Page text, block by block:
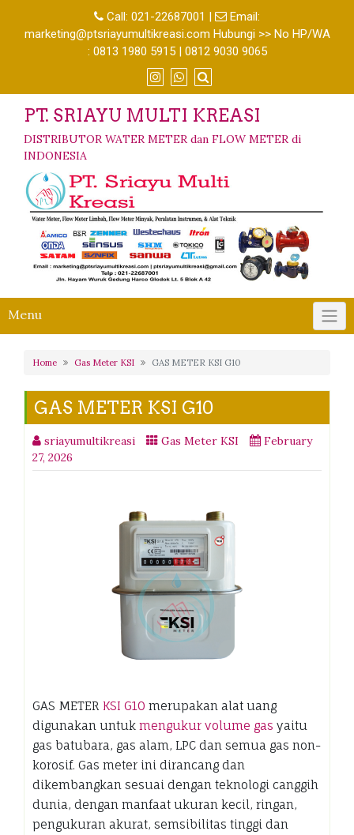
Call: 021-22687001 |
Email:
marketing@ptsriayumultikreasi.com Hubungi >> No HP/WA
: 0813 1980 5915 | 0812 9030 9065
PT. SRIAYU MULTI KREASI
DISTRIBUTOR WATER METER dan FLOW METER di
INDONESIA
Menu
Home Gas Meter KSI GAS METER KSI G10
GAS METER KSI G10
sriayumultikreasi Gas Meter KSI
February
27, 2026
GAS METER KSI G10 merupakan alat uang
digunakan untuk mengukur volume gas yaitu
gas batubara, gas alam, LPC dan semua gas non-
korosif. Gas meter ini dirancang dan
dikembangkan sesuai dengan teknologi canggih
dunia, dengan manfaat ukuran kecil, ringan,
pengukuran akurat, semsibilitas tinggi dan